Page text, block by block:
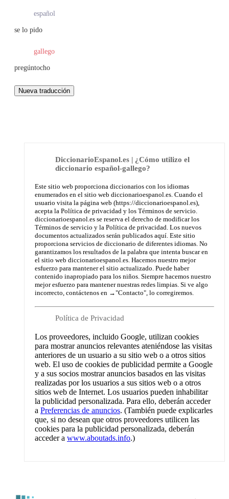
español
se lo pido
gallego
pregúntocho
DiccionarioEspanol.es | ¿Cómo utilizo el
diccionario español-gallego?
Este sitio web proporciona diccionarios con los idiomas
enumerados en el sitio web diccionarioespanol.es. Cuando el
usuario visita la página web (https://diccionarioespanol.es),
acepta la Política de privacidad y los Términos de servicio.
diccionarioespanol.es se reserva el derecho de modificar los
Términos de servicio y la Política de privacidad. Los nuevos
documentos actualizados serán publicados aquí. Este sitio
proporciona servicios de diccionario de diferentes idiomas. No
garantizamos los resultados de la palabra que intenta buscar en
el sitio web diccionarioespanol.es. Hacemos nuestro mejor
esfuerzo para mantener el sitio actualizado. Puede haber
contenido inapropiado para los niños. Siempre hacemos nuestro
mejor esfuerzo para mantener nuestras redes limpias. Si ve algo
incorrecto, contáctenos en →"Contacto", lo corregiremos.
Política de Privacidad
Los proveedores, incluido Google, utilizan cookies
para mostrar anuncios relevantes ateniéndose las visitas
anteriores de un usuario a su sitio web o a otros sitios
web. El uso de cookies de publicidad permite a Google
y a sus socios mostrar anuncios basados en las visitas
realizadas por los usuarios a sus sitios web o a otros
sitios web de Internet. Los usuarios pueden inhabilitar
la publicidad personalizada. Para ello, deberán acceder
a Preferencias de anuncios. (También puede explicarles
que, si no desean que otros proveedores utilicen las
cookies para la publicidad personalizada, deberán
acceder a www.aboutads.info.)